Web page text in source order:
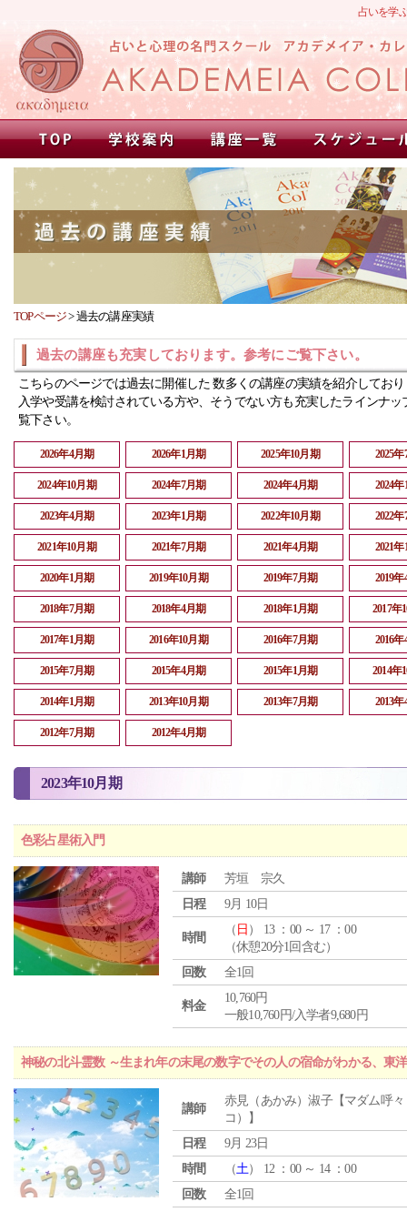
占いを学
TOPページ>過去の講座実績
過去の講座も充実しております。参考にご覧下さい。
こちらのページでは過去に開催した 数多くの講座の実績を紹介してお
入学や受講を検討されている方や、そうでない方も充実したラインナッ
覧下さい。
2026年4月期 2026年1月期 2025年10月期 2025
2024年10月期 2024年7月期 2024年4月期 2024
2023年4月期 2023年1月期 2022年10月期 2022
2021年10月期 2021年7月期 2021年4月期 2021
2020年1月期 2019年10月期 2019年7月期 2019
2018年7月期 2018年4月期 2018年1月期 2017年
2017年1月期 2016年10月期 2016年7月期 2016
2015年7月期 2015年4月期 2015年1月期 2014年
2014年1月期 2013年10月期 2013年7月期 2013
2012年7月期 2012年4月期
2023年10月期
色彩占星術入門
講師
芳垣 宗久
日程
9月 10日
時間
（ 日 ） 13 ：00 ～ 17 ：00
（休憩20分1回含む）
回数
全1回
料金
10,760円
一般10,760円/入学者9,680円
神秘の北斗霊数 ～生まれ年の末尾の数字でその人の宿命がわかる、東
講師
赤見（あかみ）淑子【マダム呼々
コ）】
日程
9月 23日
時間
（土） 12 ：00 ～ 14 ：00
回数
全1回